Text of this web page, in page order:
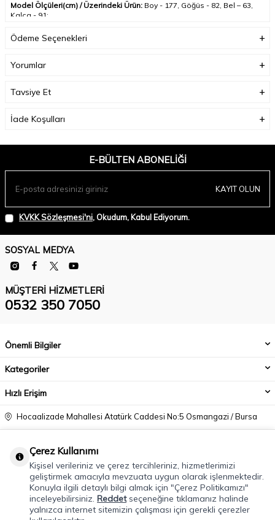
Model Ölçüleri(cm) / Üzerindeki Ürün: Boy - 177, Göğüs - 82, Bel – 63,
Kalça - 91;
Numune Beden:Modelimiz ürünün en küçük bedenini denemiştir;
Ürün Boyu(cm):
Ödeme Seçenekleri
Yorumlar
Tavsiye Et
İade Koşulları
E-BÜLTEN ABONELIĞI
KAYIT OLUN
KVKK Sözleşmesi'ni, Okudum, Kabul Ediyorum.
SOSYAL MEDYA
MÜŞTERI HIZMETLERI
0532 350 7050
Önemli Bilgiler
Kategoriler
Hızlı Erişim
Hocaalizade Mahallesi Atatürk Caddesi No:5 Osmangazi / Bursa
info@modacadiri.com
Çerez Kullanımı
Kişisel verileriniz ve çerez tercihleriniz, hizmetlerimizi
geliştirmek amacıyla mevzuata uygun olarak işlenmektedir.
Konuyla ilgili detaylı bilgi almak için "Çerez Politikamızı"
inceleyebilirsiniz. Reddetseçeneğine tıklamanız halinde
yalnızca internet sitemizin çalışması için gerekli çerezler